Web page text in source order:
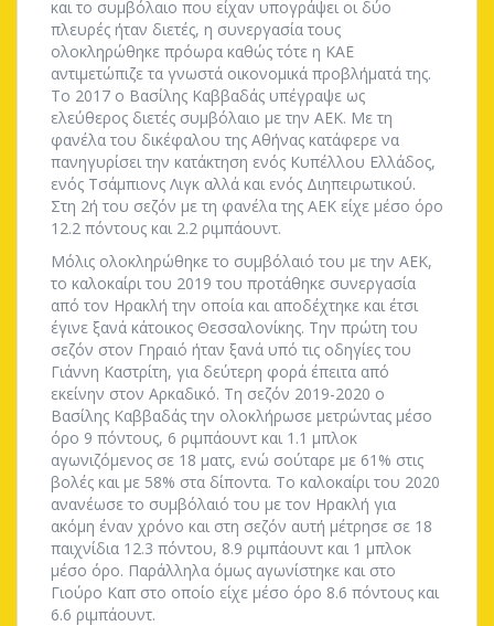
και το συμβόλαιο που είχαν υπογράψει οι δύο
πλευρές ήταν διετές, η συνεργασία τους
ολοκληρώθηκε πρόωρα καθώς τότε η ΚΑΕ
αντιμετώπιζε τα γνωστά οικονομικά προβλήματά της.
Το 2017 ο Βασίλης Καββαδάς υπέγραψε ως
ελεύθερος διετές συμβόλαιο με την ΑΕΚ. Με τη
φανέλα του δικέφαλου της Αθήνας κατάφερε να
πανηγυρίσει την κατάκτηση ενός Κυπέλλου Ελλάδος,
ενός Τσάμπιονς Λιγκ αλλά και ενός Διηπειρωτικού.
Στη 2ή του σεζόν με τη φανέλα της ΑΕΚ είχε μέσο όρο
12.2 πόντους και 2.2 ριμπάουντ.
Μόλις ολοκληρώθηκε το συμβόλαιό του με την ΑΕΚ,
το καλοκαίρι του 2019 του προτάθηκε συνεργασία
από τον Ηρακλή την οποία και αποδέχτηκε και έτσι
έγινε ξανά κάτοικος Θεσσαλονίκης. Την πρώτη του
σεζόν στον Γηραιό ήταν ξανά υπό τις οδηγίες του
Γιάννη Καστρίτη, για δεύτερη φορά έπειτα από
εκείνην στον Αρκαδικό. Τη σεζόν 2019-2020 ο
Βασίλης Καββαδάς την ολοκλήρωσε μετρώντας μέσο
όρο 9 πόντους, 6 ριμπάουντ και 1.1 μπλοκ
αγωνιζόμενος σε 18 ματς, ενώ σούταρε με 61% στις
βολές και με 58% στα δίποντα. Το καλοκαίρι του 2020
ανανέωσε το συμβόλαιό του με τον Ηρακλή για
ακόμη έναν χρόνο και στη σεζόν αυτή μέτρησε σε 18
παιχνίδια 12.3 πόντου, 8.9 ριμπάουντ και 1 μπλοκ
μέσο όρο. Παράλληλα όμως αγωνίστηκε και στο
Γιούρο Καπ στο οποίο είχε μέσο όρο 8.6 πόντους και
6.6 ριμπάουντ.